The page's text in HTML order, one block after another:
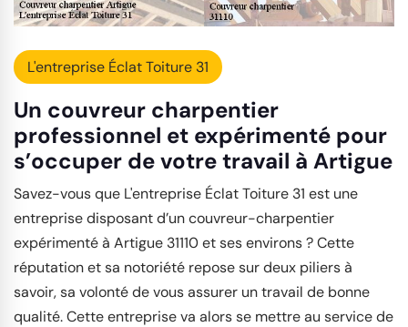
L'entreprise Éclat Toiture 31
Un couvreur charpentier
professionnel et expérimenté pour
s’occuper de votre travail à Artigue
Savez-vous que L'entreprise Éclat Toiture 31 est une
entreprise disposant d’un couvreur-charpentier
expérimenté à Artigue 31110 et ses environs ? Cette
réputation et sa notoriété repose sur deux piliers à
savoir, sa volonté de vous assurer un travail de bonne
qualité. Cette entreprise va alors se mettre au service de